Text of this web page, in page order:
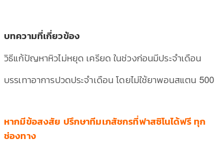
บทความที่เกี่ยวข้อง
วิธีแก้ปัญหาหิวไม่หยุด เครียด ในช่วงก่อนมีประจำเดือน
บรรเทาอาการปวดประจำเดือน โดยไม่ใช้ยาพอนสแตน 500
หากมีข้อสงสัย ปรึกษาทีมเภสัชกรที่ฟาสซิโนได้ฟรี ทุก
ช่องทาง